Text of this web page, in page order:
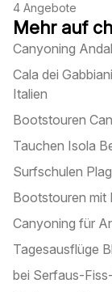
4 Angebote
Mehr auf
Canyoning
Cala dei
Italien
Bootstouren
Tauchen Isola
Surfschulen
Bootstouren mit
Canyoning für
Tagesausflüge
bei Serfaus-